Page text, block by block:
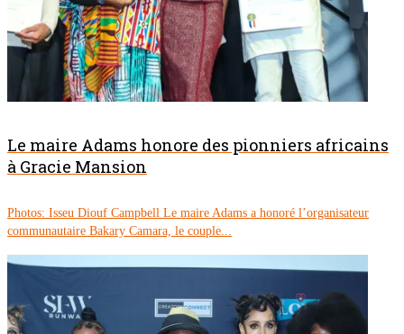
Le maire Adams honore des pionniers africains
à Gracie Mansion
Photos: Isseu Diouf Campbell Le maire Adams a honoré l’organisateur
communautaire Bakary Camara, le couple...